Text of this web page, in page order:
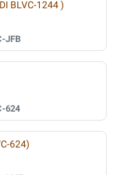
BLVC-1244 )
JFB
624
624)